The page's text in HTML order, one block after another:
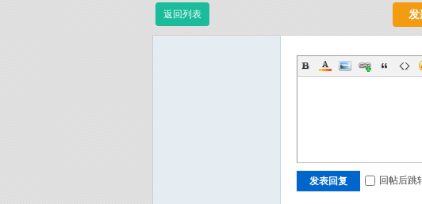
返回列表 发
发表回复 回帖后跳